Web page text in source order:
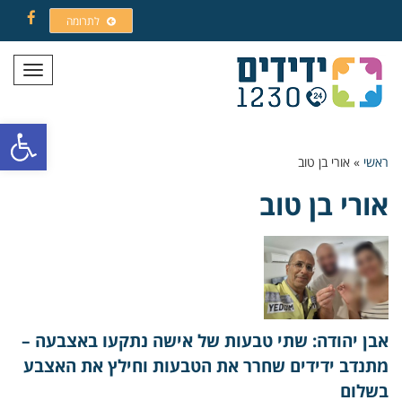
פתח
לתרומה
תפריט
ראשי » אורי בן טוב
אורי בן טוב
אבן יהודה: שתי טבעות של אישה נתקעו באצבעה –
מתנדב ידידים שחרר את הטבעות וחילץ את האצבע
בשלום